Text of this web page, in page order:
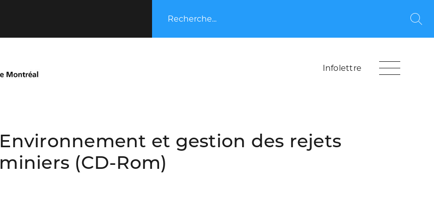
Recherche...
Infolettre
Environnement et gestion des rejets
miniers (CD-Rom)